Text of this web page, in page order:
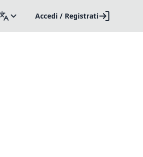
Accedi / Registrati